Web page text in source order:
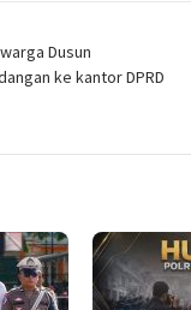
Dusun
ke kantor DPRD